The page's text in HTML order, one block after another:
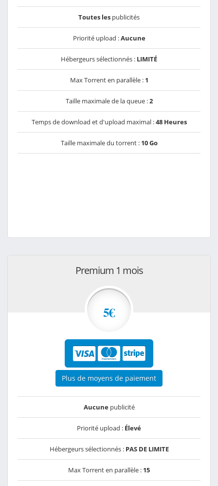
Toutes les publicités
Priorité upload :Aucune
Hébergeurs sélectionnés : LIMITÉ
Max Torrent en parallèle : 1
Taille maximale de la queue :2
Temps de download et d'upload maximal :48 Heures
Taille maximale du torrent : 10 Go
Premium 1 mois
5€
Plus de moyens de paiement
Aucunepublicité
Priorité upload : Élevé
Hébergeurs sélectionnés : PAS DE LIMITE
Max Torrent en parallèle : 15